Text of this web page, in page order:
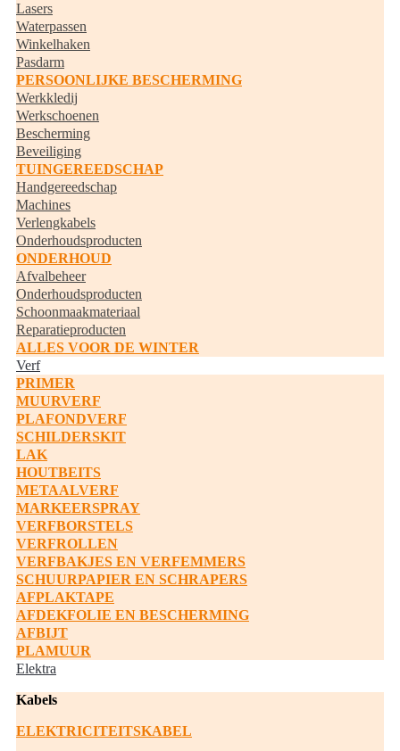
Lasers
Waterpassen
Winkelhaken
Pasdarm
PERSOONLIJKE BESCHERMING
Werkkledij
Werkschoenen
Bescherming
Beveiliging
TUINGEREEDSCHAP
Handgereedschap
Machines
Verlengkabels
Onderhoudsproducten
ONDERHOUD
Afvalbeheer
Onderhoudsproducten
Schoonmaakmateriaal
Reparatieproducten
ALLES VOOR DE WINTER
Verf
PRIMER
MUURVERF
PLAFONDVERF
SCHILDERSKIT
LAK
HOUTBEITS
METAALVERF
MARKEERSPRAY
VERFBORSTELS
VERFROLLEN
VERFBAKJES EN VERFEMMERS
SCHUURPAPIER EN SCHRAPERS
AFPLAKTAPE
AFDEKFOLIE EN BESCHERMING
AFBIJT
PLAMUUR
Elektra
Kabels
ELEKTRICITEITSKABEL